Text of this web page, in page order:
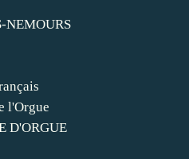
NEMOURS
l'Orgue
D'ORGUE